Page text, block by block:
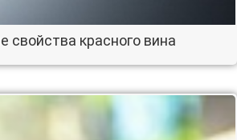
свойства красного вина